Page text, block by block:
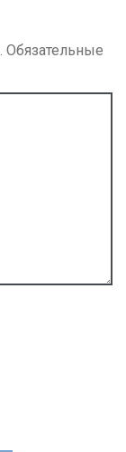
Обязательные